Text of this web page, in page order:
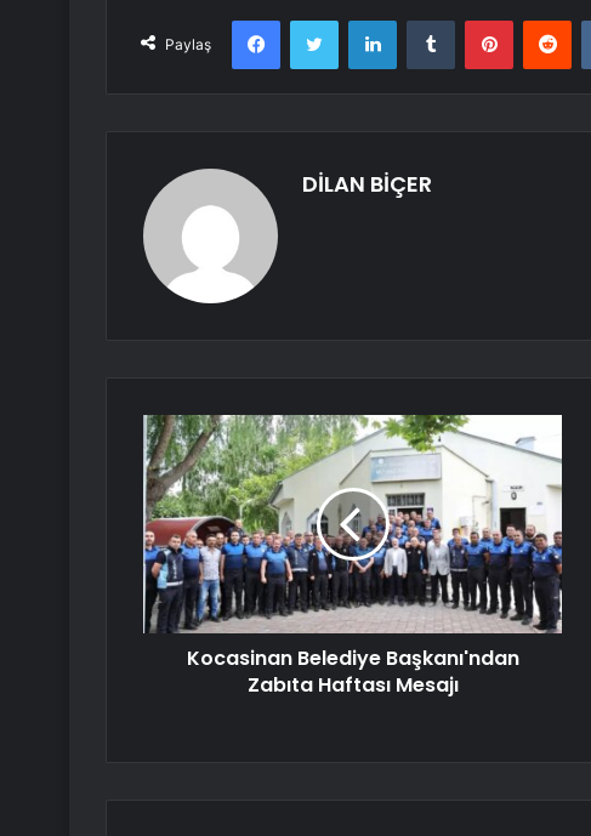
Paylaş
FacebookTwitter LinkedInTumblr Pinterest
DİLAN BİÇER
Kocasinan Belediye Başkanı'ndan
Zabıta Haftası Mesajı